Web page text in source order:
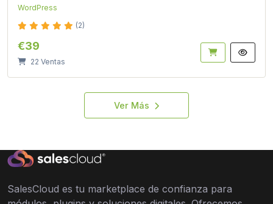
WordPress
(2)
€39
22 Ventas
Ver Más
SalesCloud es tu marketplace de confianza para